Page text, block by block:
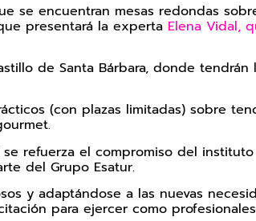
se encuentran mesas redondas
presentará la experta Elena Vidal,
de Santa Bárbara, donde
(con plazas limitadas) sobre
refuerza el compromiso del
del Grupo Esatur.
y adaptándose a las nuevas
para ejercer como